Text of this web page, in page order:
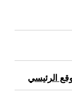
الرئيسي